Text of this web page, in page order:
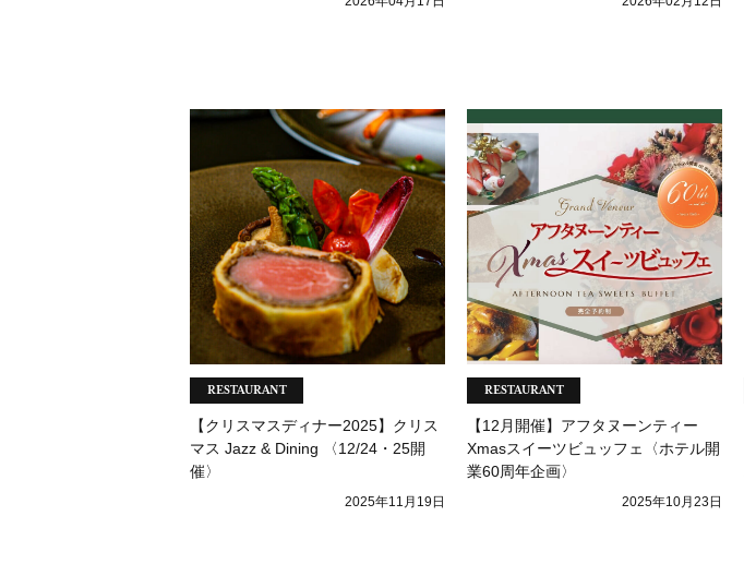
RESTAURANT
【クリスマスディナー2025】クリス
マス Jazz & Dining 〈12/24・25開
催〉
2025年11月19日
RESTAURANT
【12月開催】アフタヌーンティー
Xmasスイーツビュッフェ〈ホテル開
業60周年企画〉
2025年10月23日